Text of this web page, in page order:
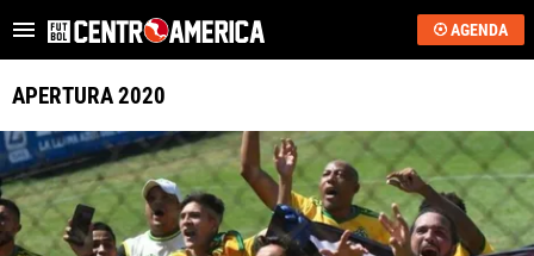
AGENDA
ÚLTIMAS NOTICIAS
SAPRISSA
ALAJUELENSE
APERTURA 2020